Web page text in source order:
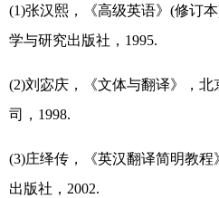
(1)张汉熙，《高级英语》(修订
学与研究出版社，1995.
(2)刘宓庆，《文体与翻译》，
司，1998.
(3)庄绎传，《英汉翻译简明教
出版社，2002.